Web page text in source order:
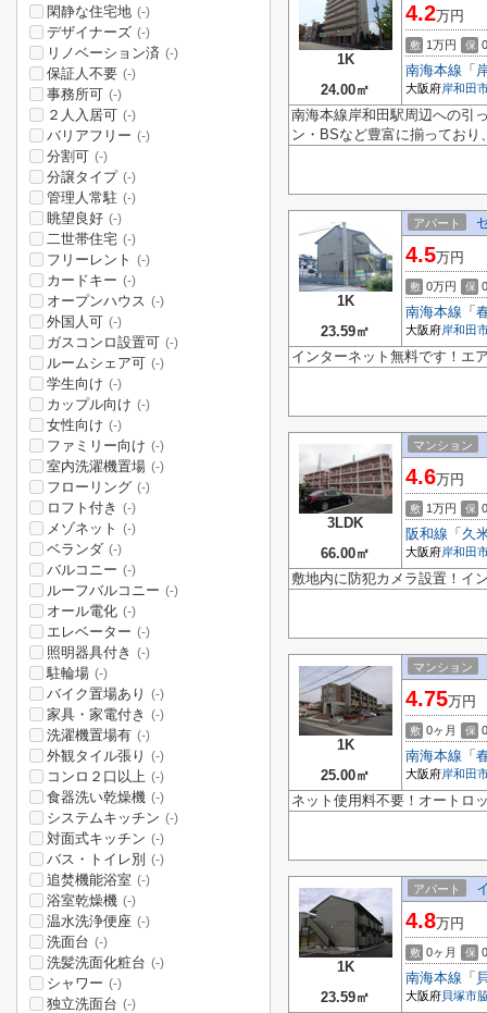
1K
24.00㎡
4.2万円
敷 1万円 保
南海本線 「
大阪府岸和田
南海本線岸和田駅周辺への引
ン・BSなど豊富に揃ってお
1K
23.59㎡
アパート
4.5万円
敷 0万円 保
南海本線 「
大阪府岸和田
インターネット無料です！エ
3LDK
66.00㎡
マンション
4.6万円
敷 1万円 保
阪和線 「 久
大阪府岸和田
敷地内に防犯カメラ設置！イ
1K
25.00㎡
マンション
4.75万円
敷 0ヶ月 保
南海本線 「
大阪府岸和田
ネット使用料不要！オートロ
1K
23.59㎡
アパート
4.8万円
敷 0ヶ月 保
南海本線 「
大阪府貝塚市
閑静な住宅地 (-)
デザイナーズ (-)
リノベーション済 (-)
保証人不要 (-)
事務所可 (-)
２人入居可 (-)
バリアフリー (-)
分割可 (-)
分譲タイプ (-)
管理人常駐 (-)
眺望良好 (-)
二世帯住宅 (-)
フリーレント (-)
カードキー (-)
オープンハウス (-)
外国人可 (-)
ガスコンロ設置可 (-)
ルームシェア可 (-)
学生向け (-)
カップル向け (-)
女性向け (-)
ファミリー向け (-)
室内洗濯機置場 (-)
フローリング (-)
ロフト付き (-)
メゾネット (-)
ベランダ (-)
バルコニー (-)
ルーフバルコニー (-)
オール電化 (-)
エレベーター (-)
照明器具付き (-)
駐輪場 (-)
バイク置場あり (-)
家具・家電付き (-)
洗濯機置場有 (-)
外観タイル張り (-)
コンロ２口以上 (-)
食器洗い乾燥機 (-)
システムキッチン (-)
対面式キッチン (-)
バス・トイレ別 (-)
追焚機能浴室 (-)
浴室乾燥機 (-)
温水洗浄便座 (-)
洗面台 (-)
洗髪洗面化粧台 (-)
シャワー (-)
独立洗面台 (-)